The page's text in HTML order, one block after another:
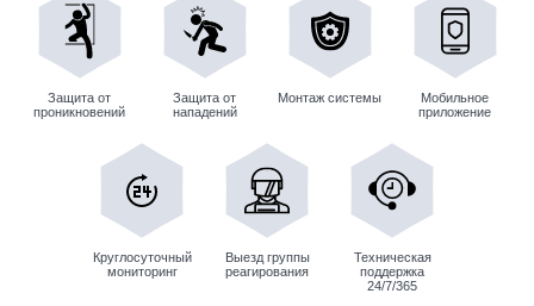
Защита от
проникновений
Защита от
нападений
Монтаж системы
Мобильное
приложение
Круглосуточный
мониторинг
Выезд группы
реагирования
Техническая
поддержка
24/7/365